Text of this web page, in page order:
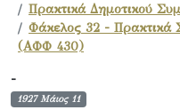
Πρακτικά Δημοτικού
Φάκελος 32 - Πρακτικά
(ΑΦΦ 430)
-
1927 Μάιος 11